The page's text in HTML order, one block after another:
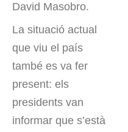
David Masobro.
La situació actual
que viu el país
també es va fer
present: els
presidents van
informar que s’està